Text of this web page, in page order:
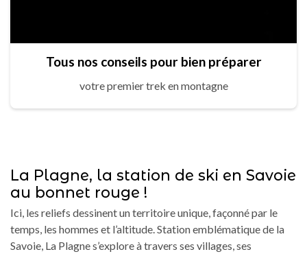
Tous nos conseils pour bien préparer
votre premier trek en montagne
La Plagne, la station de ski en Savoie
au bonnet rouge !
Ici, les reliefs dessinent un territoire unique, façonné par le
temps, les hommes et l’altitude. Station emblématique de la
Savoie, La Plagne s’explore à travers ses villages, ses